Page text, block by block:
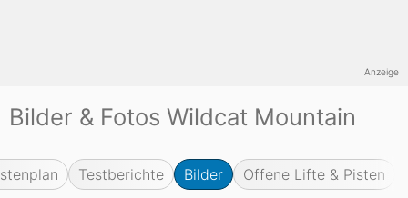
Bilder & Fotos Wildcat Mountain
Testberichte Bilder Offene Lifte & Pisten
Anzeige